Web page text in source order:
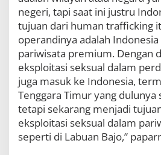
negeri, tapi saat ini justru
tujuan dari human trafficking
operandinya adalah
pariwisata premium. Dengan
eksploitasi seksual dalam
juga masuk ke Indonesia,
Tenggara Timur yang dulunya
tetapi sekarang menjadi
eksploitasi seksual dalam
seperti di Labuan Bajo,”